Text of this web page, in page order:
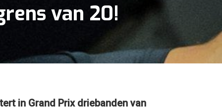
van 20!
in Grand Prix driebanden van